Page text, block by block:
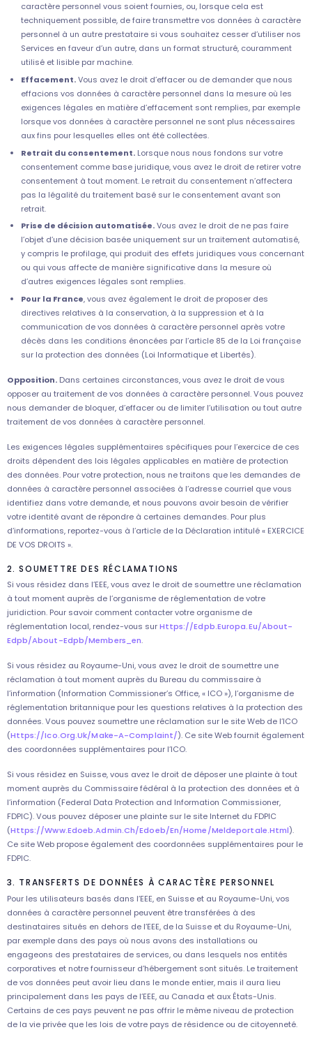
caractère personnel vous soient fournies, ou, lorsque cela est
techniquement possible, de faire transmettre vos données à caractère
personnel à un autre prestataire si vous souhaitez cesser d’utiliser nos
Services en faveur d’un autre, dans un format structuré, couramment
utilisé et lisible par machine.
Effacement.Vous avez le droit d’effacer ou de demander que nous
effacions vos données à caractère personnel dans la mesure où les
exigences légales en matière d’effacement sont remplies, par exemple
lorsque vos données à caractère personnel ne sont plus nécessaires
aux fins pour lesquelles elles ont été collectées.
Retrait du consentement.Lorsque nous nous fondons sur votre
consentement comme base juridique, vous avez le droit de retirer votre
consentement à tout moment. Le retrait du consentement n’affectera
pas la légalité du traitement basé sur le consentement avant son
retrait.
Prise de décision automatisée.Vous avez le droit de ne pas faire
l’objet d’une décision basée uniquement sur un traitement automatisé,
y compris le profilage, qui produit des effets juridiques vous concernant
ou qui vous affecte de manière significative dans la mesure où
d’autres exigences légales sont remplies.
Pour la France, vous avez également le droit de proposer des
directives relatives à la conservation, à la suppression et à la
communication de vos données à caractère personnel après votre
décès dans les conditions énoncées par l’article 85 de la Loi française
sur la protection des données (Loi Informatique et Libertés).
Opposition.Dans certaines circonstances, vous avez le droit de vous
opposer au traitement de vos données à caractère personnel. Vous pouvez
nous demander de bloquer, d’effacer ou de limiter l’utilisation ou tout autre
traitement de vos données à caractère personnel.
Les exigences légales supplémentaires spécifiques pour l’exercice de ces
droits dépendent des lois légales applicables en matière de protection
des données. Pour votre protection, nous ne traitons que les demandes de
données à caractère personnel associées à l’adresse courriel que vous
identifiez dans votre demande, et nous pouvons avoir besoin de vérifier
votre identité avant de répondre à certaines demandes. Pour plus
d’informations, reportez-vous à l’article de la Déclaration intitulé « EXERCICE
DE VOS DROITS ».
2. SOUMETTRE DES RÉCLAMATIONS
Si vous résidez dans l’EEE, vous avez le droit de soumettre une réclamation
à tout moment auprès de l’organisme de réglementation de votre
juridiction. Pour savoir comment contacter votre organisme de
réglementation local, rendez-vous surHttps://edpb.europa.eu/about-
Edpb/about-Edpb/members_en.
Si vous résidez au Royaume-Uni, vous avez le droit de soumettre une
réclamation à tout moment auprès du Bureau du commissaire à
l’information (Information Commissioner’s Office, « ICO »), l’organisme de
réglementation britannique pour les questions relatives à la protection des
données. Vous pouvez soumettre une réclamation sur le site Web de l’ICO
(Https://ico.org.uk/make-A-Complaint/). Ce site Web fournit également
des coordonnées supplémentaires pour l’ICO.
Si vous résidez en Suisse, vous avez le droit de déposer une plainte à tout
moment auprès du Commissaire fédéral à la protection des données et à
l’information (Federal Data Protection and Information Commissioner,
FDPIC). Vous pouvez déposer une plainte sur le site Internet du FDPIC
(Https://www.edoeb.admin.ch/edoeb/en/home/meldeportale.html).
Ce site Web propose également des coordonnées supplémentaires pour le
FDPIC.
3. TRANSFERTS DE DONNÉES À CARACTÈRE PERSONNEL
Pour les utilisateurs basés dans l’EEE, en Suisse et au Royaume-Uni, vos
données à caractère personnel peuvent être transférées à des
destinataires situés en dehors de l’EEE, de la Suisse et du Royaume-Uni,
par exemple dans des pays où nous avons des installations ou
engageons des prestataires de services, ou dans lesquels nos entités
corporatives et notre fournisseur d’hébergement sont situés. Le traitement
de vos données peut avoir lieu dans le monde entier, mais il aura lieu
principalement dans les pays de l’EEE, au Canada et aux États-Unis.
Certains de ces pays peuvent ne pas offrir le même niveau de protection
de la vie privée que les lois de votre pays de résidence ou de citoyenneté.